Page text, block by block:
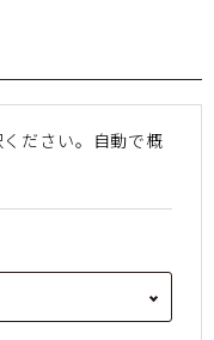
ださい。 ⾃動で概